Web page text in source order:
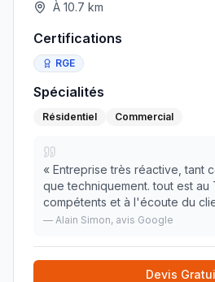
À 10.7 km
Certifications
RGE
Spécialités
Résidentiel Commercial
« Entreprise très réactive, tant
que techniquement. tout est au
compétents et à l'écoute du
familial.Plannings respectés. Je
— Alain Simon, avis Google
Devis